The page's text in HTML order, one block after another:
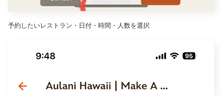
予約したいレストラン・日付・時間・人数を選択